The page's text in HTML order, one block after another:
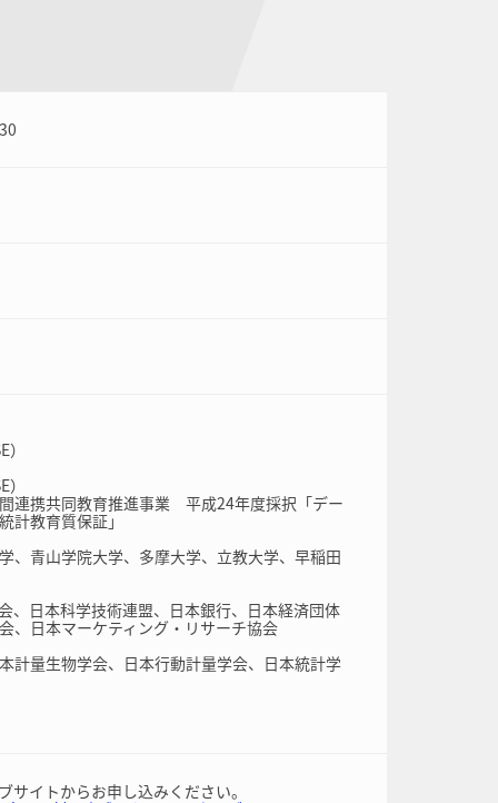
連携共同教育推進事業 平成24年度採択「デー
計教育質保証」
、青山学院大学、多摩大学、立教大学、早稲田
、日本科学技術連盟、日本銀行、日本経済団体
、日本マーケティング・リサーチ協会
計量生物学会、日本行動計量学会、日本統計学
イトからお申し込みください。